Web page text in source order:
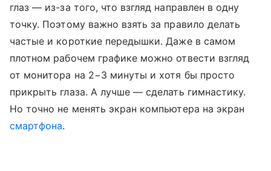
глаз — из-за того, что взгляд направлен в одну
точку. Поэтому важно взять за правило делать
частые и короткие передышки. Даже в самом
плотном рабочем графике можно отвести взгляд
от монитора на 2−3 минуты и хотя бы просто
прикрыть глаза. А лучше — сделать гимнастику.
Но точно не менять экран компьютера на экран
смартфона.